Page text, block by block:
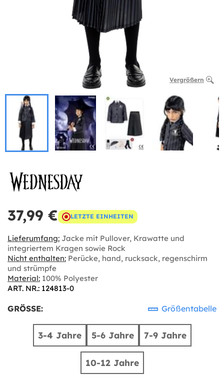
Vergrößern
37,99 € LETZTE EINHEITEN
Lieferumfang: Jacke mit Pullover, Krawatte und
integriertem Kragen sowie Rock
Nicht enthalten: Perücke, hand, rucksack, regenschirm
und strümpfe
Material: 100% Polyester
ART. NR.: 124813-0
GRÖSSE: Größentabelle
3-4 Jahre 5-6 Jahre 7-9 Jahre
10-12 Jahre